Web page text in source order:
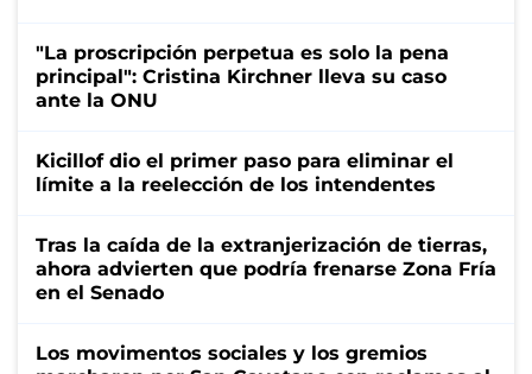
"La proscripción perpetua es solo la pena
principal": Cristina Kirchner lleva su caso
ante la ONU
Kicillof dio el primer paso para eliminar el
límite a la reelección de los intendentes
Tras la caída de la extranjerización de tierras,
ahora advierten que podría frenarse Zona Fría
en el Senado
Los movimentos sociales y los gremios